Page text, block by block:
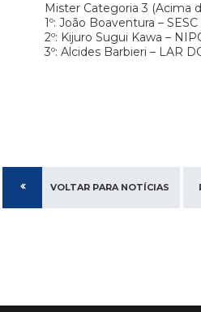
Mister Categoria 3 (Acima
1º: João Boaventura – SESC
2º: Kijuro Sugui Kawa –
3º: Alcides Barbieri – LAR
VOLTAR PARA NOTÍCIAS